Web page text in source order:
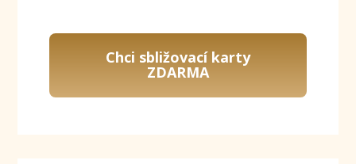
Chci sbližovací karty
ZDARMA